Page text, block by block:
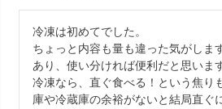
冷凍は初めてでした。
ちょっと内容も量も違った気がしま
あり、使い分ければ便利だと思います
冷凍なら、直ぐ食べる！という焦り
庫や冷蔵庫の余裕がないと結局直ぐ